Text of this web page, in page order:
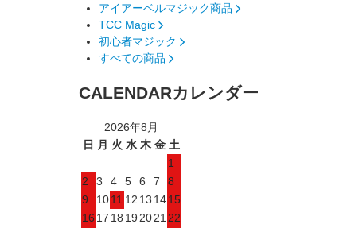
アイアーベルマジック商品
TCC Magic
初心者マジック
すべての商品
CALENDARカレンダー
2026年8月
日 月 火 水 木 金 土
1
2
3 4 5 6 7
8
9
1011 12 13 1415
16 17 18 19 2021 22